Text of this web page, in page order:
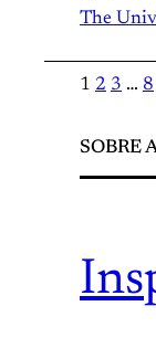
The
1 2 3 … 8
SOBRE